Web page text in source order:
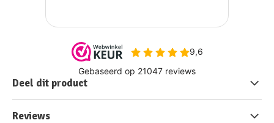
Deel dit product
Reviews